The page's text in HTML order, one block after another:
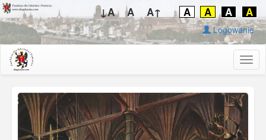
↓A A A↑ A A A A
Logowanie